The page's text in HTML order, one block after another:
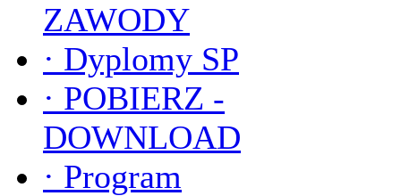
ZAWODY
· Dyplomy SP
· POBIERZ -
DOWNLOAD
· Program